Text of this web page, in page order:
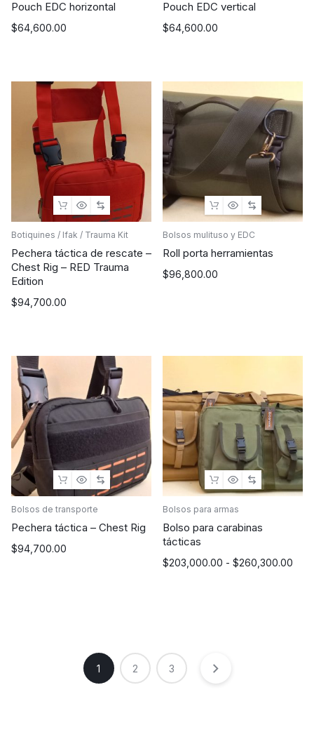
Pouch EDC horizontal
$64,600.00
Pouch EDC vertical
$64,600.00
Botiquines / Ifak / Trauma Kit
Pechera táctica de rescate –
Chest Rig – RED Trauma
Edition
$94,700.00
Bolsos mulituso y EDC
Roll porta herramientas
$96,800.00
Bolsos de transporte
Pechera táctica – Chest Rig
$94,700.00
Bolsos para armas
Bolso para carabinas
tácticas
$203,000.00 - $260,300.00
Rango
$260,300.00
1
2 3